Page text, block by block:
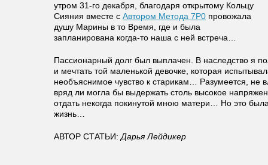
утром 31-го декабря, благодаря открытому Кольцу
Сияния вместе с Автором Метода 7Р0 провожала
душу Марины в то Время, где и была
запланирована когда-то наша с ней встреча…
Пассионарный долг был выплачен. В наследство я
и мечтать той маленькой девочке, которая
необъяснимое чувство к старикам… Разумеется, не
вряд ли могла бы выдержать столь высокое
отдать некогда покинутой мною матери… Но это
жизнь…
АВТОР СТАТЬИ: Дарья Лейдикер